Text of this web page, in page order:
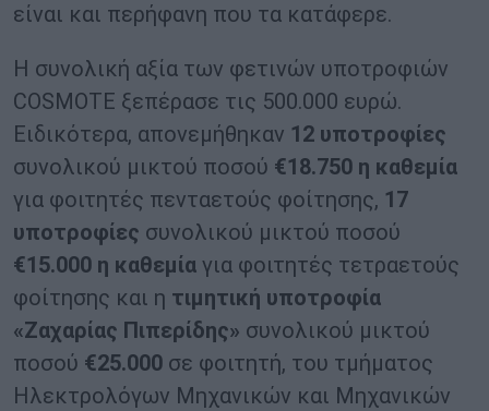
είναι και περήφανη που τα κατάφερε.
Η συνολική αξία των φετινών υποτροφιών
COSMOTE ξεπέρασε τις 500.000 ευρώ.
Ειδικότερα, απονεμήθηκαν 12 υποτροφίες
συνολικού μικτού ποσού €18.750 η καθεμία
για φοιτητές πενταετούς φοίτησης, 17
υποτροφίες συνολικού μικτού ποσού
€15.000 η καθεμία για φοιτητές τετραετούς
φοίτησης και η τιμητική υποτροφία
«Ζαχαρίας Πιπερίδης» συνολικού μικτού
ποσού €25.000 σε φοιτητή, του τμήματος
Ηλεκτρολόγων Μηχανικών και Μηχανικών